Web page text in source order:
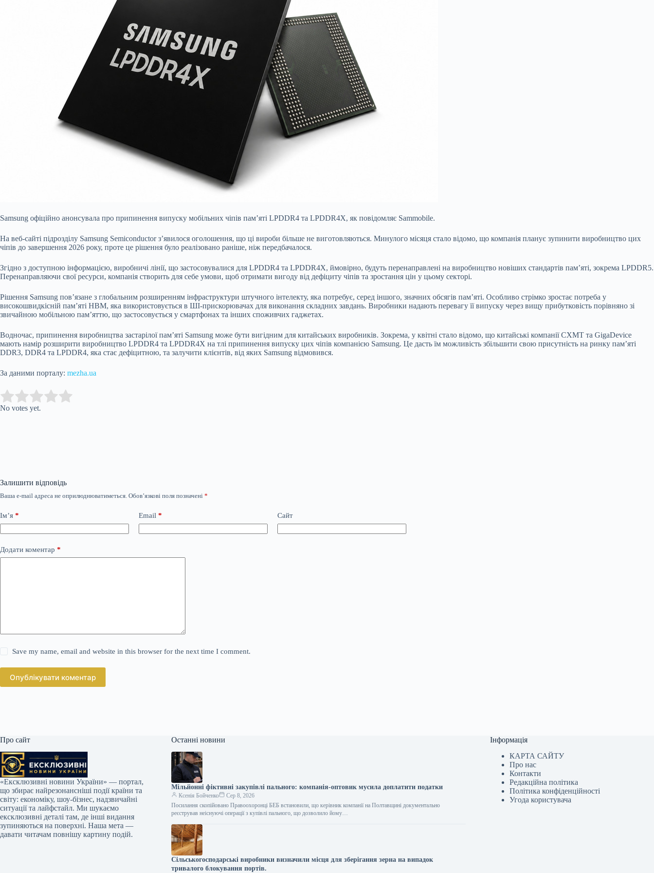
Samsung офіційно анонсувала про припинення випуску мобільних чіпів пам’яті LPDDR4 та LPDDR4X, як повідомляє Sammobile.
На веб-сайті підрозділу Samsung Semiconductor з’явилося оголошення, що ці вироби більше не виготовляються. Минулого місяця стало відомо, що компанія планує зупинити виробництво цих
чіпів до завершення 2026 року, проте це рішення було реалізовано раніше, ніж передбачалося.
Згідно з доступною інформацією, виробничі лінії, що застосовувалися для LPDDR4 та LPDDR4X, ймовірно, будуть перенаправлені на виробництво новіших стандартів пам’яті, зокрема LPDDR5.
Перенаправляючи свої ресурси, компанія створить для себе умови, щоб отримати вигоду від дефіциту чіпів та зростання цін у цьому секторі.
Рішення Samsung пов’язане з глобальним розширенням інфраструктури штучного інтелекту, яка потребує, серед іншого, значних обсягів пам’яті. Особливо стрімко зростає потреба у
високошвидкісній пам’яті HBM, яка використовується в ШІ-прискорювачах для виконання складних завдань. Виробники надають перевагу її випуску через вищу прибутковість порівняно зі
звичайною мобільною пам’яттю, що застосовується у смартфонах та інших споживчих гаджетах.
Водночас, припинення виробництва застарілої пам’яті Samsung може бути вигідним для китайських виробників. Зокрема, у квітні стало відомо, що китайські компанії CXMT та GigaDevice
мають намір розширити виробництво LPDDR4 та LPDDR4X на тлі припинення випуску цих чіпів компанією Samsung. Це дасть їм можливість збільшити свою присутність на ринку пам’яті
DDR3, DDR4 та LPDDR4, яка стає дефіцитною, та залучити клієнтів, від яких Samsung відмовився.
За даними порталу: mezha.ua
Rate this item:
No votes yet.
Залишити відповідь
Ваша e-mail адреса не оприлюднюватиметься. Обов’язкові поля позначені *
Ім’я * Email * Сайт
Додати коментар *
Save my name, email and website in this browser for the next time I comment.
Опублікувати коментар
Про сайт
«Ексклюзивні новини України» — портал,
що збирає найрезонансніші події країни та
світу: економіку, шоу-бізнес, надзвичайні
ситуації та лайфстайл. Ми шукаємо
ексклюзивні деталі там, де інші видання
зупиняються на поверхні. Наша мета —
давати читачам повнішу картину подій.
Останні новини
Мільйонні фіктивні закупівлі пального: компанія-оптовик мусила доплатити податки
Ксенія Бойченко
Сер 8, 2026
Посилання скопійовано Правоохоронці БЕБ встановили, що керівник компанії на Полтавщині документально
реєстрував неіснуючі операції з купівлі пального, що дозволило йому…
Сільськогосподарські виробники визначили місця для зберігання зерна на випадок
тривалого блокування портів.
Інформація
КАРТА САЙТУ
Про нас
Контакти
Редакційна політика
Політика конфіденційності
Угода користувача